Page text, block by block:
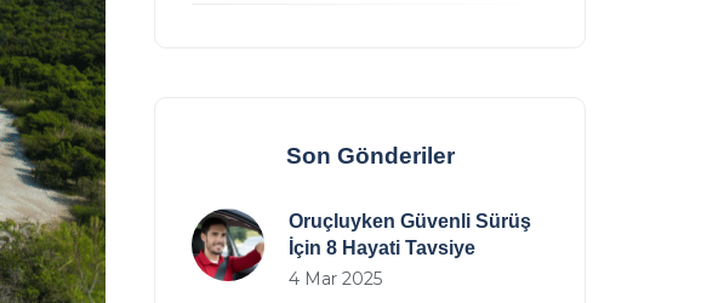
Son Gönderiler
Oruçluyken Güvenli Sürüş
İçin 8 Hayati Tavsiye
4 Mar 2025